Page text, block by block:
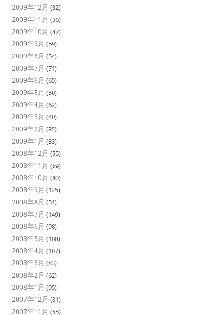
2009年12月 (32)
2009年11月 (56)
2009年10月 (47)
2009年9月 (59)
2009年8月 (54)
2009年7月 (71)
2009年6月 (65)
2009年5月 (50)
2009年4月 (62)
2009年3月 (40)
2009年2月 (35)
2009年1月 (33)
2008年12月 (55)
2008年11月 (59)
2008年10月 (80)
2008年9月 (125)
2008年8月 (51)
2008年7月 (149)
2008年6月 (98)
2008年5月 (108)
2008年4月 (107)
2008年3月 (83)
2008年2月 (62)
2008年1月 (95)
2007年12月 (81)
2007年11月 (55)